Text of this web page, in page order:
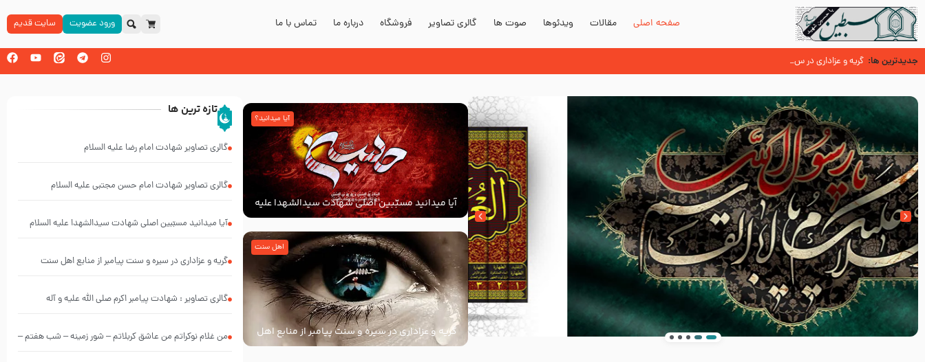
صفحه اصلی مقالات ویدئوها صوت ها گالری تصاویر فروشگاه درباره ما تماس با ما ورود عضویت سایت قدیم
جدیدترین ها: گریه و عزاداری در سیره و سنت پیامبر از منابع اهل سنت
عُمَر با گفتن “حسبنا كتاب اللّه ” به مخالفت با رسول اللّه برخاست
سوزدل جا مانده‌ای از زیارت اربعین
آیا میدانید مسبّبین اصلی شهادت سیدالشهدا علیه
‌السلام کیانند؟
آیا میدانید؟
گریه و عزاداری در سیره و سنت پیامبر از منابع اهل
سنت
اهل سنت
تازه ترین ها
گالری تصاویر شهادت امام رضا علیه السلام
گالری تصاویر شهادت امام حسن مجتبی علیه السلام
آیا میدانید مسبّبین اصلی شهادت سیدالشهدا علیه ‌السلام
گریه و عزاداری در سیره و سنت پیامبر از منابع اهل سنت
گالری تصاویر : شهادت پیامبر اکرم صلی الله علیه و آله
من غلام نوکراتم من عاشق کربلاتم – شور زمینه – شب هفتم –